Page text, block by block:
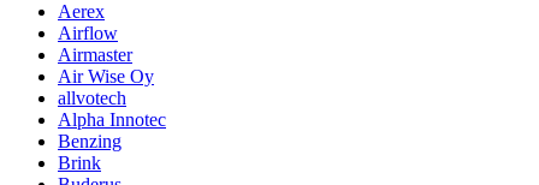
Aerex
Airflow
Airmaster
Air Wise Oy
allvotech
Alpha Innotec
Benzing
Brink